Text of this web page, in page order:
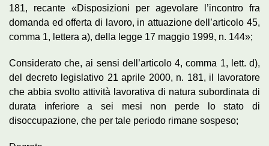
181, recante «Disposizioni per agevolare l’incontro fra
domanda ed offerta di lavoro, in attuazione dell’articolo 45,
comma 1, lettera a), della legge 17 maggio 1999, n. 144»;
Considerato che, ai sensi dell’articolo 4, comma 1, lett. d),
del decreto legislativo 21 aprile 2000, n. 181, il lavoratore
che abbia svolto attività lavorativa di natura subordinata di
durata inferiore a sei mesi non perde lo stato di
disoccupazione, che per tale periodo rimane sospeso;